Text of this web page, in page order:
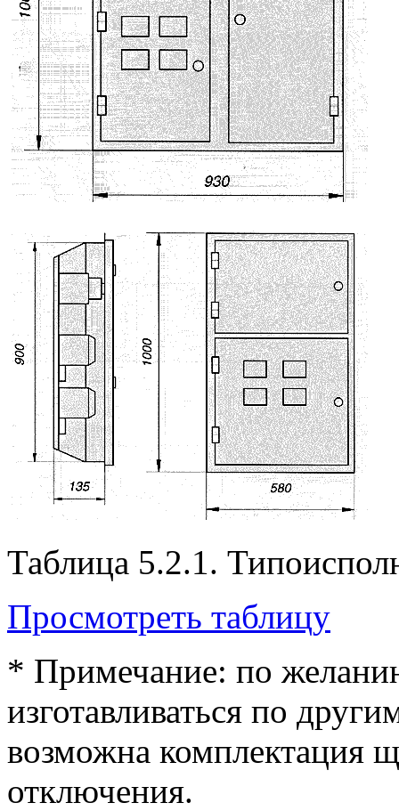
Таблица 5.2.1.
Просмотреть таблицу
* Примечание: по
изготавливаться по
возможна комплектация
отключения.